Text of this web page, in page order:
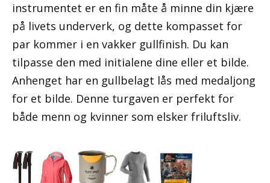
instrumentet er en fin måte å minne din kjære
på livets underverk, og dette kompasset for
par kommer i en vakker gullfinish. Du kan
tilpasse den med initialene dine eller et bilde.
Anhenget har en gullbelagt lås med medaljong
for et bilde. Denne turgaven er perfekt for
både menn og kvinner som elsker friluftsliv.